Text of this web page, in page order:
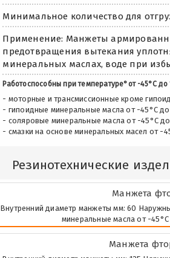
Минимальное количество для
Применение: Манжеты
предотвращения вытекания
минеральных маслах, воде при
Работоспособны при температуре°от -45°С
- моторные и трансмиссионные кроме
- гипоидные минеральные масла от -45°С
- соляровые минеральные масла от -45°С
- смазки на основе минеральных масел от -
Резинотехнические
Манжета
Внутренний диаметр манжеты мм: 60
минеральные масла от -
Манжета